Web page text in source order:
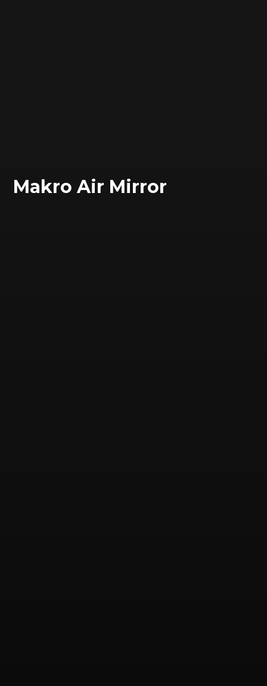
Makro Air Mirror